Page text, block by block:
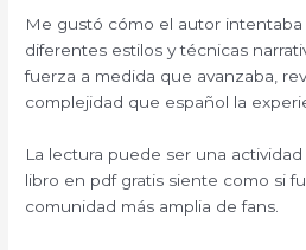
Me gustó cómo el autor
diferentes estilos y técnicas
fuerza a medida que avanzaba,
complejidad que español la
La lectura puede ser una
libro en pdf gratis siente como si
comunidad más amplia de fans.